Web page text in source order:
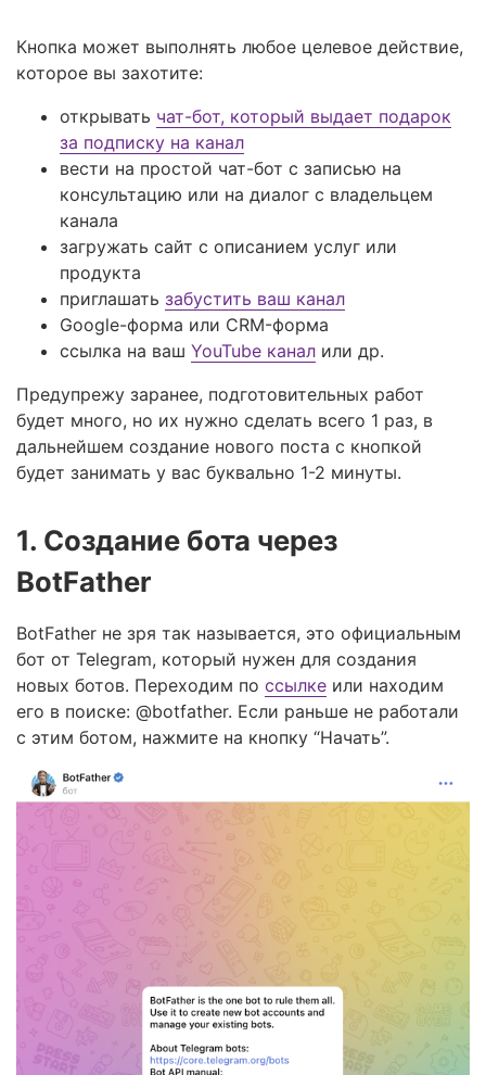
Кнопка может выполнять любое целевое действие,
которое вы захотите:
открывать чат-бот, который выдает подарок
за подписку на канал
вести на простой чат-бот с записью на
консультацию или на диалог с владельцем
канала
загружать сайт с описанием услуг или
продукта
приглашать забустить ваш канал
Google-форма или CRM-форма
ссылка на ваш YouTube канал или др.
Предупрежу заранее, подготовительных работ
будет много, но их нужно сделать всего 1 раз, в
дальнейшем создание нового поста с кнопкой
будет занимать у вас буквально 1-2 минуты.
1. Создание бота через
BotFather
BotFather не зря так называется, это официальным
бот от Telegram, который нужен для создания
новых ботов. Переходим по ссылке или находим
его в поиске: @botfather. Если раньше не работали
с этим ботом, нажмите на кнопку “Начать”.